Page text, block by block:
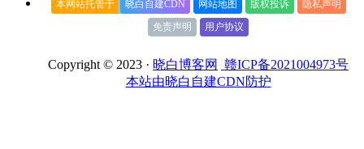
本网站托管于 晓白自建CDN 网站地图 版权投诉
隐私声明
免责声明
用户协议
Copyright © 2023 · 晓白博客网
赣ICP备2021004973号
本站由晓白自建CDN防护